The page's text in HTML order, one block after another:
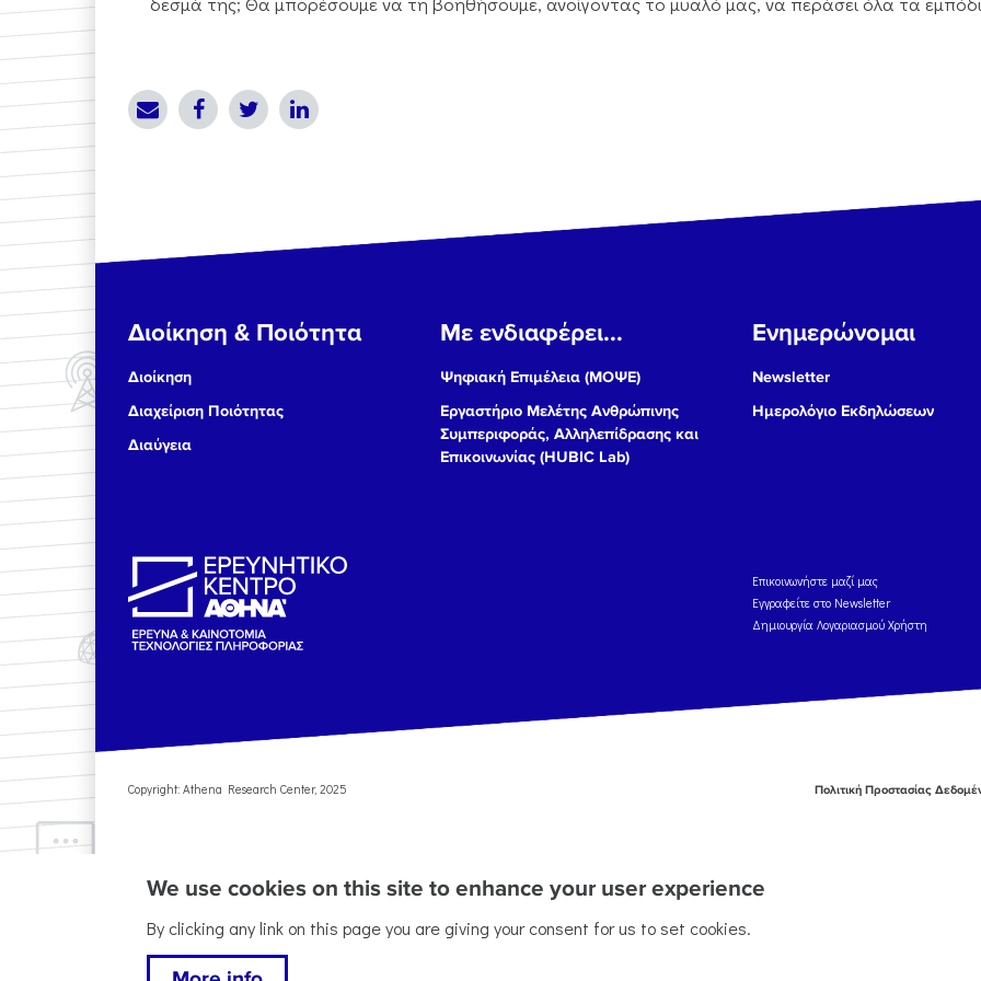
Διοίκηση & Ποιότητα
Διοίκηση
Διαχείριση Ποιότητας
Διαύγεια
Με ενδιαφέρει...
Ψηφιακή Επιμέλεια (ΜΟΨΕ)
Εργαστήριο Μελέτης Ανθρώπινης
Συμπεριφοράς, Αλληλεπίδρασης και
Επικοινωνίας (HUBIC Lab)
Ενημερώνομαι
Newsletter
Ημερολόγιο Εκδηλώσεων
Eπικοινωνήστε μαζί μας
Εγγραφείτε στο Newsletter
Δημιουργία Λογαριασμού Χρήστη
Copyright: Athena Research Center, 2025 Πολιτική Προστασίας
We use cookies on this site to enhance your user experience
By clicking any link on this page you are giving your consent for us to set cookies.